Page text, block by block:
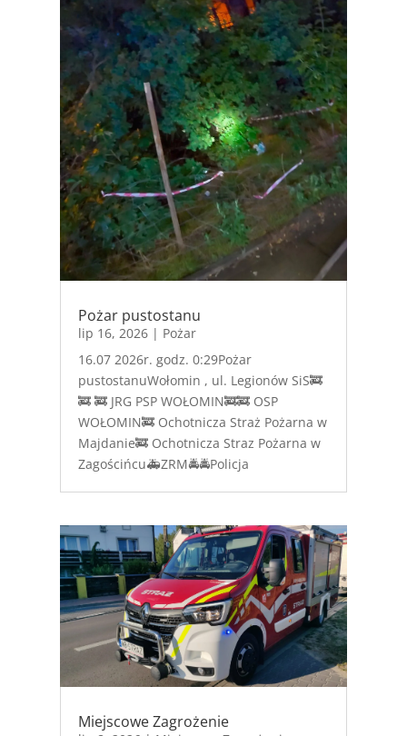
Pożar pustostanu
lip 16, 2026 | Pożar
16.07 2026r. godz. 0:29Pożar
pustostanuWołomin , ul. Legionów SiS🚒
🚒 🚒 JRG PSP WOŁOMIN🚒🚒 OSP
WOŁOMIN🚒 Ochotnicza Straż Pożarna w
Majdanie🚒 Ochotnicza Straz Pożarna w
Zagościńcu🚑ZRM🚔🚔Policja
Miejscowe Zagrożenie